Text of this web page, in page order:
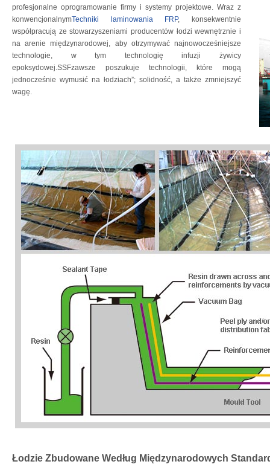
profesjonalne oprogramowanie firmy i systemy projektowe. Wraz z
konwencjonalnymTechniki laminowania FRP, konsekwentnie
współpracują ze stowarzyszeniami producentów łodzi wewnętrznie i
na arenie międzynarodowej, aby otrzymywać najnowocześniejsze
technologie, w tym technologię infuzji żywicy
epoksydowej.SSFzawsze poszukuje technologii, które mogą
jednocześnie wymusić na łodziach”; solidność, a także zmniejszyć
wagę.
Łodzie Zbudowane Według Międzynarodowych